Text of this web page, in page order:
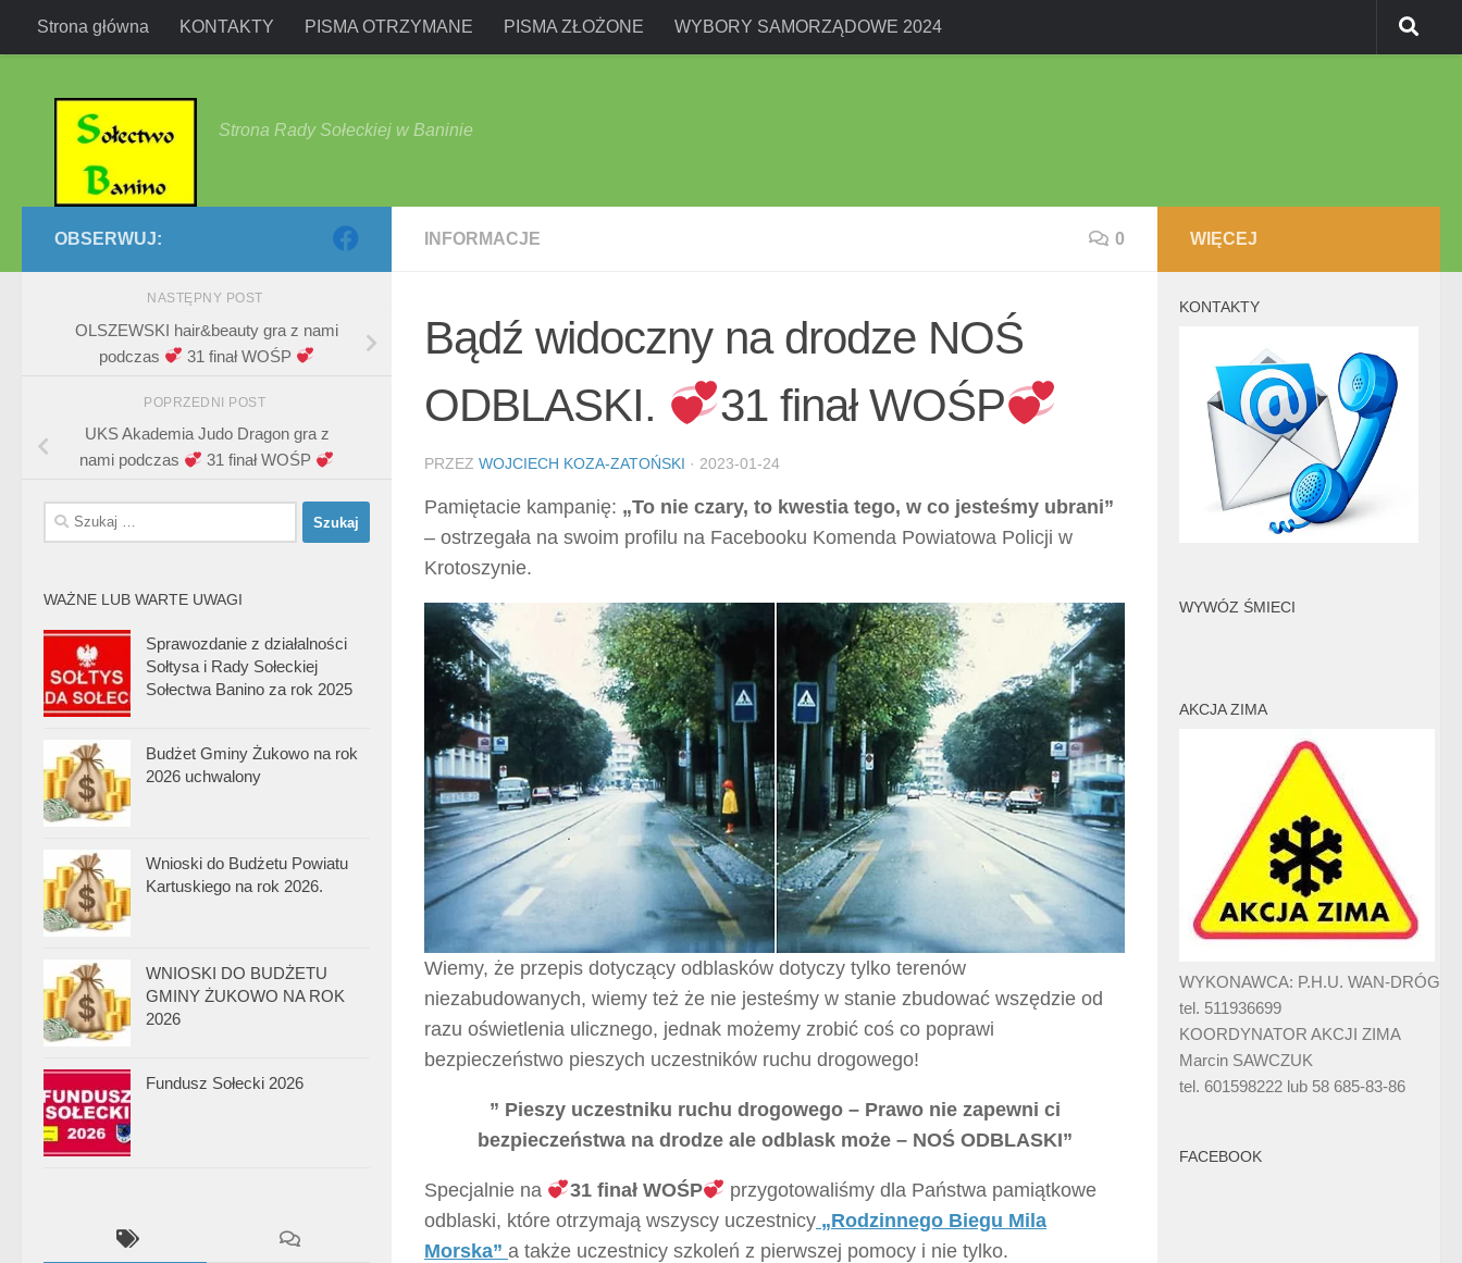
Przejdź do treści
Strona główna KONTAKTY PISMA OTRZYMANE PISMA ZŁOŻONE WYBORY SAMORZĄDOWE 2024
Strona Rady Sołeckiej w Baninie
INFORMACJE 0
Bądź widoczny na drodze NOŚ
ODBLASKI.
31 finał WOŚP
PRZEZ WOJCIECH KOZA-ZATOŃSKI · 2023-01-24
Pamiętacie kampanię: „To nie czary, to kwestia tego, w co jesteśmy ubrani”
– ostrzegała na swoim profilu na Facebooku Komenda Powiatowa Policji w
Krotoszynie.
Wiemy, że przepis dotyczący odblasków dotyczy tylko terenów
niezabudowanych, wiemy też że nie jesteśmy w stanie zbudować wszędzie od
razu oświetlenia ulicznego, jednak możemy zrobić coś co poprawi
bezpieczeństwo pieszych uczestników ruchu drogowego!
” Pieszy uczestniku ruchu drogowego – Prawo nie zapewni ci
bezpieczeństwa na drodze ale odblask może – NOŚ ODBLASKI”
Specjalnie na 31 finał WOŚP
przygotowaliśmy dla Państwa pamiątkowe
odblaski, które otrzymają wszyscy uczestnicy „Rodzinnego Biegu Mila
Morska” a także uczestnicy szkoleń z pierwszej pomocy i nie tylko.
OBSERWUJ:
NASTĘPNY POST
OLSZEWSKI hair&beauty gra z nami
podczas
31 finał WOŚP
POPRZEDNI POST
UKS Akademia Judo Dragon gra z
nami podczas
31 finał WOŚP
Szukaj:
WAŻNE LUB WARTE UWAGI
Sprawozdanie z działalności
Sołtysa i Rady Sołeckiej
Sołectwa Banino za rok 2025
Budżet Gminy Żukowo na rok
2026 uchwalony
Wnioski do Budżetu Powiatu
Kartuskiego na rok 2026.
WNIOSKI DO BUDŻETU
GMINY ŻUKOWO NA ROK
2026
Fundusz Sołecki 2026
WIĘCEJ
KONTAKTY
WYWÓZ ŚMIECI
AKCJA ZIMA
WYKONAWCA: P.H.U. WAN-DRÓG
tel. 511936699
KOORDYNATOR AKCJI ZIMA
Marcin SAWCZUK
tel. 601598222 lub 58 685-83-86
FACEBOOK